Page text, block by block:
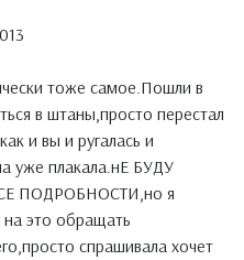
тоже самое.Пошли в
в штаны,просто перестал
и вы и ругалась и
уже плакала.нЕ БУДУ
ПОДРОБНОСТИ,но я
на это обращать
спрашивала хочет